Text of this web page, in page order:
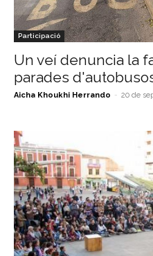
Participació
Un veí denuncia la
parades
Aicha Khoukhi Herrando - 20 de